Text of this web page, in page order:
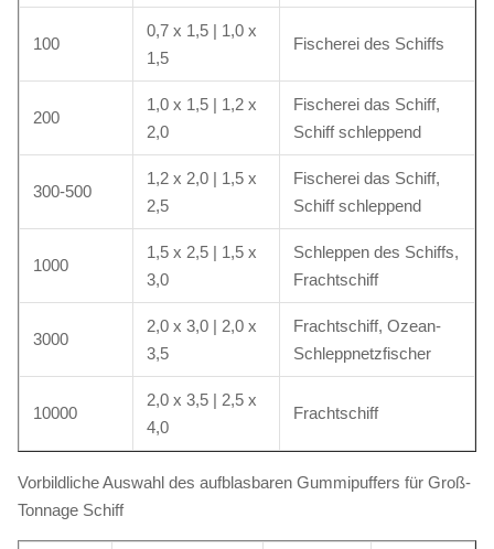
100
0,7 x 1,5 | 1,0 x
1,5
Fischerei des Schiffs
200
1,0 x 1,5 | 1,2 x
2,0
Fischerei das Schiff,
Schiff schleppend
300-500
1,2 x 2,0 | 1,5 x
2,5
Fischerei das Schiff,
Schiff schleppend
1000
1,5 x 2,5 | 1,5 x
3,0
Schleppen des Schiffs,
Frachtschiff
3000
2,0 x 3,0 | 2,0 x
3,5
Frachtschiff, Ozean-
Schleppnetzfischer
10000
2,0 x 3,5 | 2,5 x
4,0
Frachtschiff
Vorbildliche Auswahl des aufblasbaren Gummipuffers für Groß-
Tonnage Schiff